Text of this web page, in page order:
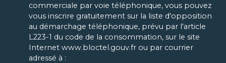
commerciale par voie téléphonique, vous pouvez
vous inscrire gratuitement sur la liste d'opposition
au démarchage téléphonique, prévu par l'article
L223-1 du code de la consommation, sur le site
Internet www.bloctel.gouv.fr ou par courrier
adressé à :